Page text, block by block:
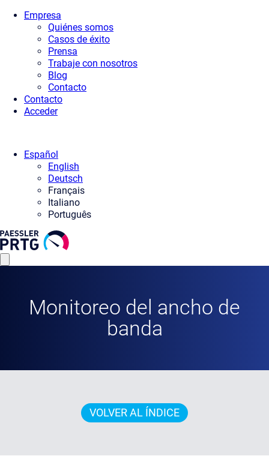
Empresa
Quiénes somos
Casos de éxito
Prensa
Trabaje con nosotros
Blog
Contacto
Contacto
Acceder
Español
English
Deutsch
Français
Italiano
Português
Monitoreo del ancho de
banda
VOLVER AL ÍNDICE